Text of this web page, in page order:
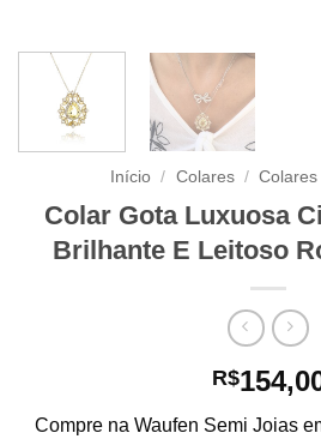
Início / Colares / Colares
Colar Gota Luxuosa
Brilhante E Leitoso
R$
Compre na Waufen Semi Joias